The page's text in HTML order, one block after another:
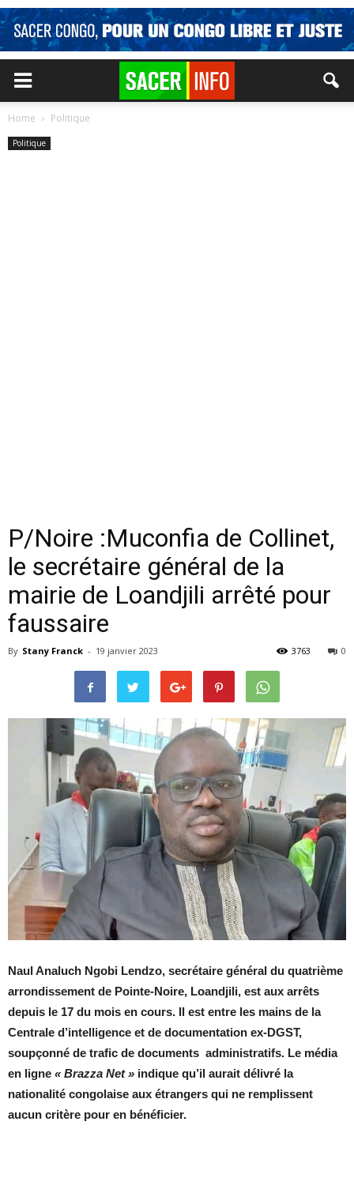
Home Politique
Politique
P/Noire :Muconfia de Collinet,
le secrétaire général de la
mairie de Loandjili arrêté pour
faussaire
By Stany Franck - 19 janvier 2023 0
3763
Naul Analuch Ngobi Lendzo, secrétaire général du quatrième
arrondissement de Pointe-Noire, Loandjili, est aux arrêts
depuis le 17 du mois en cours. Il est entre les mains de la
Centrale d’intelligence et de documentation ex-DGST,
soupçonné de trafic de documents administratifs. Le média
en ligne « Brazza Net » indique qu’il aurait délivré la
nationalité congolaise aux étrangers qui ne remplissent
aucun critère pour en bénéficier.